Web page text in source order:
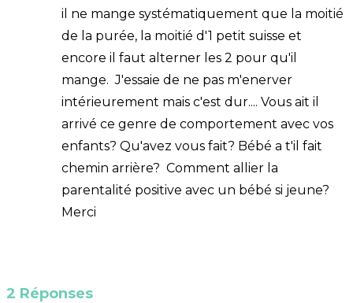
il ne mange systématiquement que la moitié
de la purée, la moitié d'1 petit suisse et
encore il faut alterner les 2 pour qu'il
mange. J'essaie de ne pas m'enerver
intérieurement mais c'est dur.... Vous ait il
arrivé ce genre de comportement avec vos
enfants? Qu'avez vous fait? Bébé a t'il fait
chemin arrière? Comment allier la
parentalité positive avec un bébé si jeune?
Merci
2 Réponses